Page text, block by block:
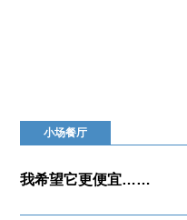
小场餐厅
我希望它更便宜……